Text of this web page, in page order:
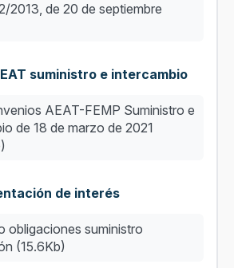
2013, de 20 de septiembre
suministro e intercambio
AEAT-FEMP Suministro e
de 18 de marzo de 2021
de interés
obligaciones suministro
(15.6Kb)